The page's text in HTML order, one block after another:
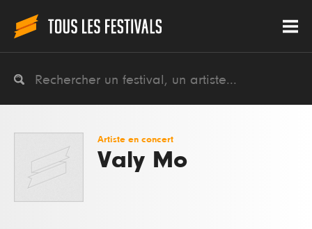
Artiste en concert
Valy Mo